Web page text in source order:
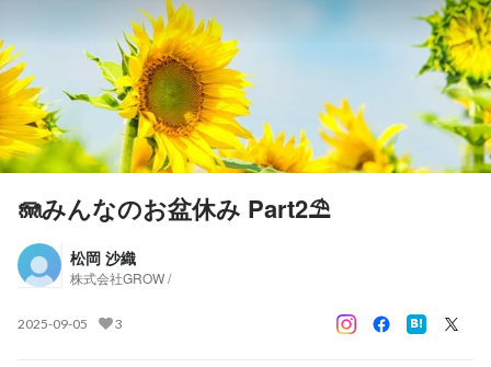
🪼みんなのお盆休み Part2⛱️
松岡 沙織
株式会社GROW /
2025-09-05 3